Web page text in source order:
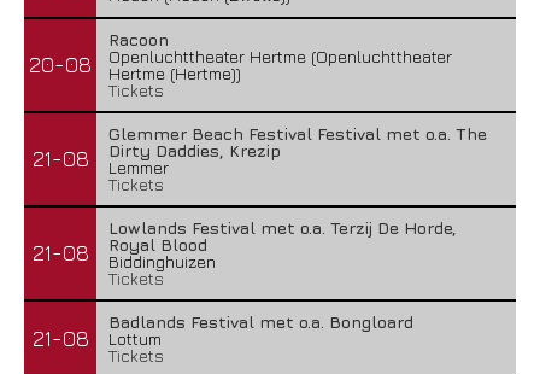
20-08
Racoon
Openluchttheater Hertme (Openluchttheater
Hertme (Hertme))
Tickets
21-08
Glemmer Beach Festival Festival met o.a. The
Dirty Daddies, Krezip
Lemmer
Tickets
21-08
Lowlands Festival met o.a. Terzij De Horde,
Royal Blood
Biddinghuizen
Tickets
21-08
Badlands Festival met o.a. Bongloard
Lottum
Tickets